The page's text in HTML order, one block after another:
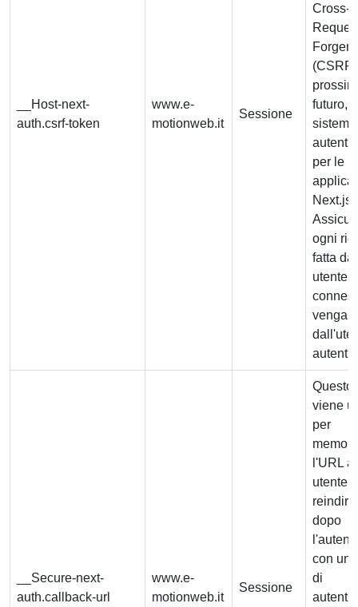
__Host-next-
auth.csrf-token
www.e-
motionweb.it
Sessione
Cross-
Forgery
futuro,
per le
Next.js.
ogni
fatta da
utente
venga
__Secure-next-
auth.callback-url
www.e-
motionweb.it
Sessione
Questo
viene
per
l'URL
utente
dopo
con un
di